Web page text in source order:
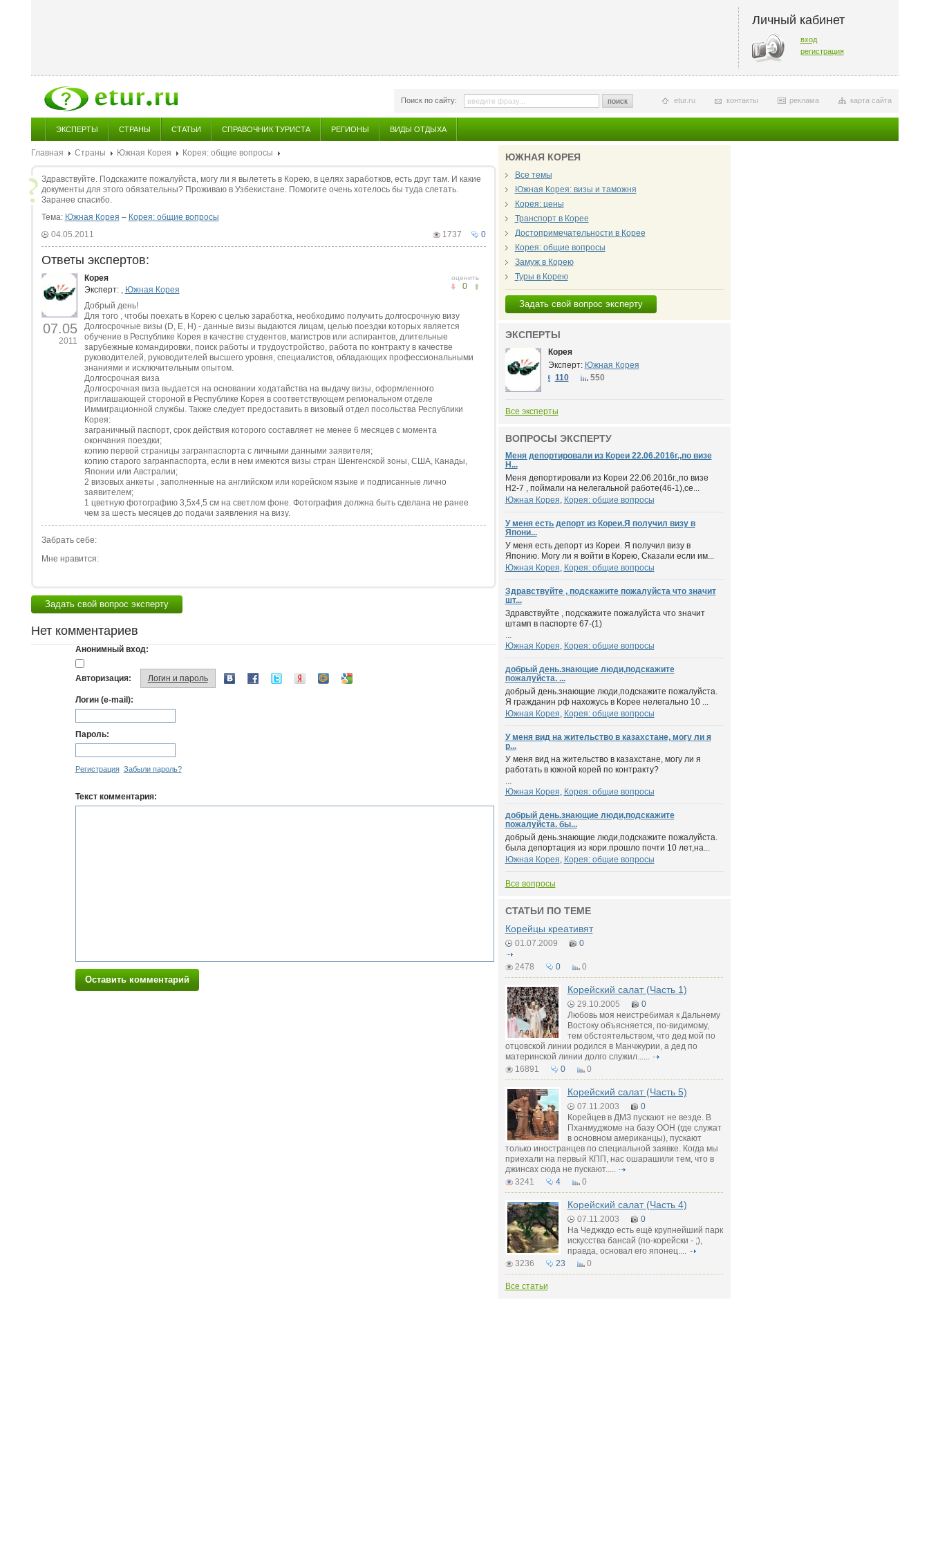
Личный кабинет
вход
регистрация
Поиск по сайту: поиск карта сайта
реклама
контакты
etur.ru
ЭКСПЕРТЫ СТРАНЫ СТАТЬИ СПРАВОЧНИК ТУРИСТА РЕГИОНЫ ВИДЫ ОТДЫХА
Главная Страны Южная Корея Корея: общие вопросы
Здравствуйте. Подскажите пожалуйста, могу ли я вылететь в Корею, в целях заработков, есть друг там. И какие
документы для этого обязательны? Проживаю в Узбекистане. Помогите очень хотелось бы туда слетать.
Заранее спасибо.
Тема: Южная Корея – Корея: общие вопросы
0
1737
04.05.2011
Ответы экспертов:
07.05
2011
оценить
0
Корея
Эксперт: , Южная Корея
Добрый день!
Для того , чтобы поехать в Корею с целью заработка, необходимо получить долгосрочную визу
Долгосрочные визы (D, E, H) - данные визы выдаются лицам, целью поездки которых является
обучение в Республике Корея в качестве студентов, магистров или аспирантов, длительные
зарубежные командировки, поиск работы и трудоустройство, работа по контракту в качестве
руководителей, руководителей высшего уровня, специалистов, обладающих профессиональными
знаниями и исключительным опытом.
Долгосрочная виза
Долгосрочная виза выдается на основании ходатайства на выдачу визы, оформленного
приглашающей стороной в Республике Корея в соответствующем региональном отделе
Иммиграционной службы. Также следует предоставить в визовый отдел посольства Республики
Корея:
заграничный паспорт, срок действия которого составляет не менее 6 месяцев с момента
окончания поездки;
копию первой страницы загранпаспорта с личными данными заявителя;
копию старого загранпаспорта, если в нем имеются визы стран Шенгенской зоны, США, Канады,
Японии или Австралии;
2 визовых анкеты , заполненные на английском или корейском языке и подписанные лично
заявителем;
1 цветную фотографию 3,5х4,5 см на светлом фоне. Фотография должна быть сделана не ранее
чем за шесть месяцев до подачи заявления на визу.
Забрать себе:
Мне нравится:
Задать свой вопрос эксперту
Нет комментариев
Анонимный вход:
Авторизация: Логин и пароль
Логин (e-mail):
Пароль:
Регистрация Забыли пароль?
Текст комментария:
Оставить комментарий
ЮЖНАЯ КОРЕЯ
Все темы
Южная Корея: визы и таможня
Корея: цены
Транспорт в Корее
Достопримечательности в Корее
Корея: общие вопросы
Замуж в Корею
Туры в Корею
Задать свой вопрос эксперту
ЭКСПЕРТЫ
Корея
Эксперт: Южная Корея
110
550
Все эксперты
ВОПРОСЫ ЭКСПЕРТУ
Меня депортировали из Кореи 22.06.2016г.,по визе
H...
Меня депортировали из Кореи 22.06.2016г.,по визе
H2-7 , поймали на нелегальной работе(46-1),се...
Южная Корея, Корея: общие вопросы
У меня есть депорт из Кореи.Я получил визу в
Япони...
У меня есть депорт из Кореи. Я получил визу в
Японию. Могу ли я войти в Корею, Сказали если им...
Южная Корея, Корея: общие вопросы
Здравствуйте , подскажите пожалуйста что значит
шт...
Здравствуйте , подскажите пожалуйста что значит
штамп в паспорте 67-(1)
...
Южная Корея, Корея: общие вопросы
добрый день.знающие люди,подскажите
пожалуйста. ...
добрый день.знающие люди,подскажите пожалуйста.
Я гражданин рф нахожусь в Корее нелегально 10 ...
Южная Корея, Корея: общие вопросы
У меня вид на жительство в казахстане, могу ли я
р...
У меня вид на жительство в казахстане, могу ли я
работать в южной корей по контракту?
...
Южная Корея, Корея: общие вопросы
добрый день.знающие люди,подскажите
пожалуйста. бы...
добрый день.знающие люди,подскажите пожалуйста.
была депортация из кори.прошло почти 10 лет,на...
Южная Корея, Корея: общие вопросы
Все вопросы
СТАТЬИ ПО ТЕМЕ
Корейцы креативят
01.07.2009 0
2478 0 0
Корейский салат (Часть 1)
29.10.2005
0
Любовь моя неистребимая к Дальнему
Востоку объясняется, по-видимому,
тем обстоятельством, что дед мой по
отцовской линии родился в Манчжурии, а дед по
материнской линии долго служил......
16891
0 0
Корейский салат (Часть 5)
07.11.2003
0
Корейцев в ДМЗ пускают не везде. В
Пханмуджоме на базу ООН (где служат
в основном американцы), пускают
только иностранцев по специальной заявке. Когда мы
приехали на первый КПП, нас ошарашили тем, что в
джинсах сюда не пускают.....
3241
4 0
Корейский салат (Часть 4)
07.11.2003
0
На Чеджкдо есть ещё крупнейший парк
искусства бансай (по-корейски - ;),
правда, основал его японец....
3236
23 0
Все статьи